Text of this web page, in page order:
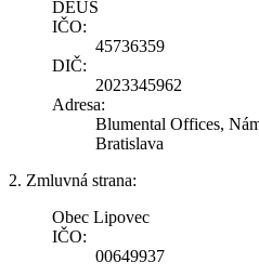
DEUS
IČO:
45736359
DIČ:
2023345962
Adresa:
Blumental Offices,
Bratislava
2. Zmluvná strana:
Obec Lipovec
IČO:
00649937